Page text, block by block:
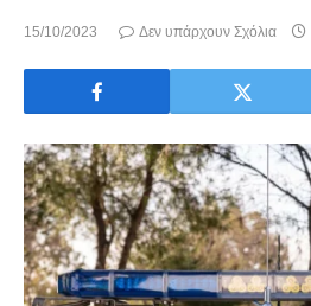
15/10/2023 Δεν υπάρχουν Σχόλια